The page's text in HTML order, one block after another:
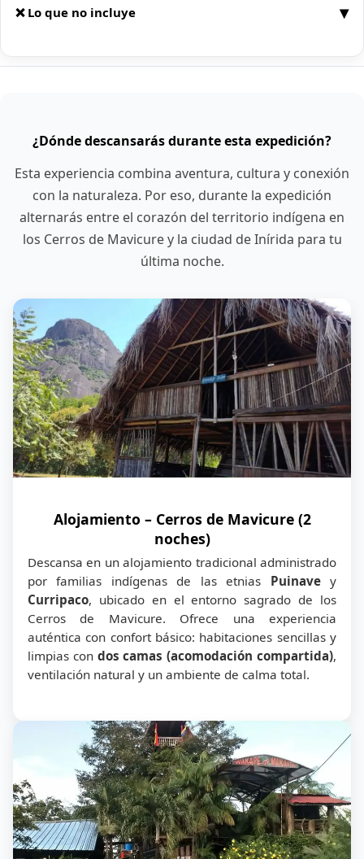
❌ Lo que no incluye ▾
Aunque este paquete es muy completo, es
Solo están incluidos si eliges la opción “Con
En la modalidad sin vuelos, el viajero compra
sus tiquetes por cuenta propia.
🏨Noches adicionales antes o después del
itinerario.
Alimentación no especificada:
Desayuno del primer día.
Almuerzo y cena del último día.
Bebidas o consumos adicionales no
mencionados.
💼Gastos personales:
Souvenirs, bebidas especiales, snacks,
propinas, lavandería y servicios adicionales.
🎟️Actividades no mencionadas en el
itinerario:
operación o actividades privadas.
Impuesto de ingreso a Inírida:
Se paga directamente en el aeropuerto.
Valores aproximados:
Adultos nacionales (18+): $55.000 COP
Adultos extranjeros (18+): $96.000 COP
Niños 0–6 (nacionales o extranjeros):
Menores 7–14 extranjeros: $55.000
COP
Menores 15–17 nacionales: $41.000
COP
Menores 15–17 extranjeros: $69.000
COP
¿Dónde descansarás durante esta expedición?
Esta experiencia combina aventura, cultura y conexión
con la naturaleza. Por eso, durante la expedición
alternarás entre el corazón del territorio indígena en
los Cerros de Mavicure y la ciudad de Inírida para tu
última noche.
Alojamiento – Cerros de Mavicure (2
noches)
Descansa en un alojamiento tradicional administrado
por familias indígenas de las etnias Puinavey
Curripaco, ubicado en el entorno sagrado de los
Cerros de Mavicure. Ofrece una experiencia
auténtica con confort básico: habitaciones sencillas y
limpias con dos camas (acomodación compartida),
ventilación natural y un ambiente de calma total.